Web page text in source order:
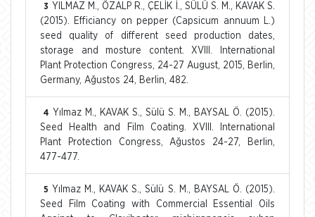
3 YILMAZ M., ÖZALP R., ÇELİK İ., SÜLÜ S. M., KAVAK S.
(2015). Efficiancy on pepper (Capsicum annuum L.)
seed quality of different seed production dates,
storage and mosture content. XVIII. International
Plant Protection Congress, 24-27 August, 2015, Berlin,
Germany, Ağustos 24, Berlin, 482.
4 Yılmaz M., KAVAK S., Sülü S. M., BAYSAL Ö. (2015).
Seed Health and Film Coating. XVIII. International
Plant Protection Congress, Ağustos 24-27, Berlin,
477-477.
5 Yılmaz M., KAVAK S., Sülü S. M., BAYSAL Ö. (2015).
Seed Film Coating with Commercial Essential Oils